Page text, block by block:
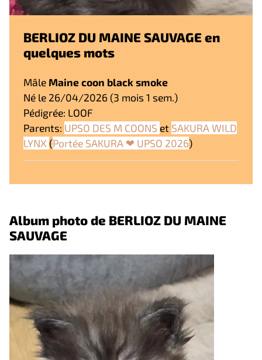
BERLIOZ DU MAINE SAUVAGE en
quelques mots
Mâle Maine coon black smoke
Né le 26/04/2026 (3 mois 1 sem.)
Pédigrée: LOOF
Parents: UPSO DES M COONS et SAKURA WILD
LYNX (Portée SAKURA ❤ UPSO 2026)
Album photo de BERLIOZ DU MAINE
SAUVAGE